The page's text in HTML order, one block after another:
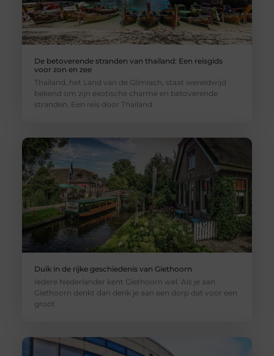
De betoverende stranden van thailand: Een reisgids
voor zon en zee
Thailand, het Land van de Glimlach, staat wereldwijd
bekend om zijn exotische charme en betoverende
stranden. Een reis door Thailand
Duik in de rijke geschiedenis van Giethoorn
Iedere Nederlander kent Giethoorn wel. Als je aan
Giethoorn denkt dan denk je aan een dorp dat voor een
groot